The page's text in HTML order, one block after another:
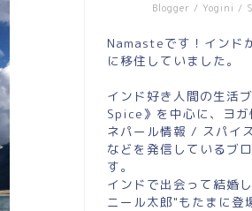
Blogger / Yogini /
Namasteです！インド
に移住していました。
インド好き人間の生活
Spice》を中心に、ヨ
ネパール情報 / スパイ
などを発信しているブ
す。
インドで出会って結婚
ニール太郎"もたまに登